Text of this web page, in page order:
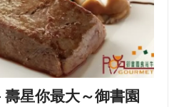
星你最大～御書園